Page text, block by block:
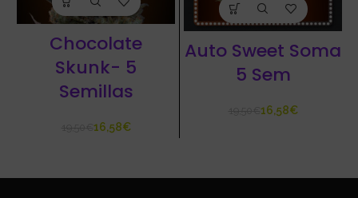
Chocolate
Skunk- 5
Semillas
16,58€
Auto Sweet Soma
5 Sem
16,58€